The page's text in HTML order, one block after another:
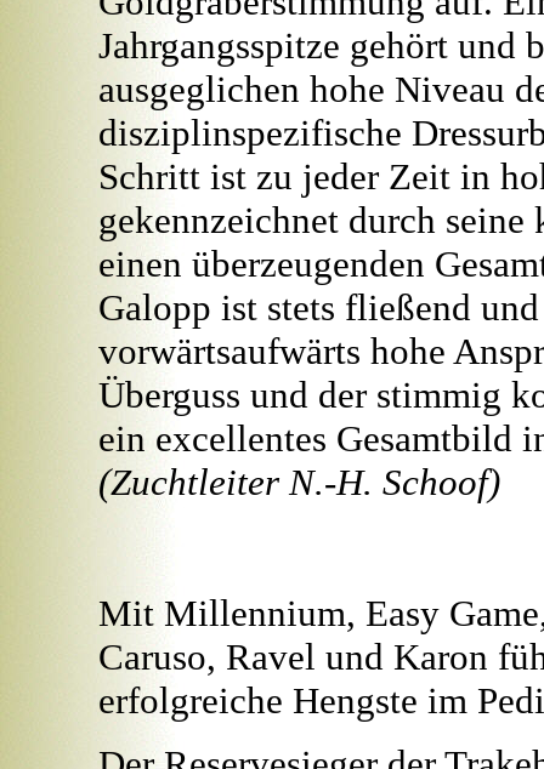
Jahrgangsspitze gehört und
ausgeglichen hohe Niveau
disziplinspezifische
Schritt ist zu jeder Zeit in
gekennzeichnet durch
einen überzeugenden
Galopp ist stets fließend
vorwärtsaufwärts hohe
Überguss und der stimmig
ein excellentes Gesamtbild
(Zuchtleiter N.-H. Schoof)
Mit Millennium, Easy
Caruso, Ravel und Karon
erfolgreiche Hengste im